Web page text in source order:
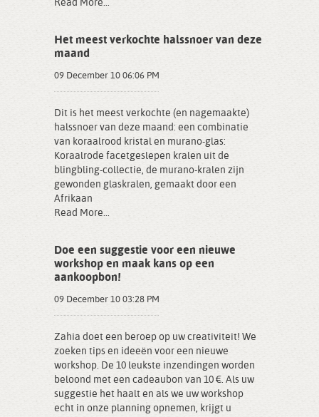
Read More...
Het meest verkochte halssnoer van deze
maand
09 December 10 06:06 PM
Dit is het meest verkochte (en nagemaakte)
halssnoer van deze maand: een combinatie
van koraalrood kristal en murano-glas:
Koraalrode facetgeslepen kralen uit de
blingbling-collectie, de murano-kralen zijn
gewonden glaskralen, gemaakt door een
Afrikaan
Read More...
Doe een suggestie voor een nieuwe
workshop en maak kans op een
aankoopbon!
09 December 10 03:28 PM
Zahia doet een beroep op uw creativiteit! We
zoeken tips en ideeën voor een nieuwe
workshop. De 10 leukste inzendingen worden
beloond met een cadeaubon van 10 €. Als uw
suggestie het haalt en als we uw workshop
echt in onze planning opnemen, krijgt u